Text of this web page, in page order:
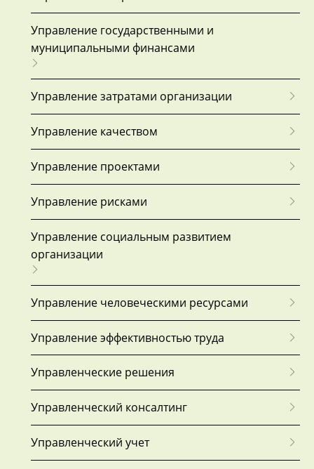
Управление государственными и
муниципальными финансами
Управление затратами организации
Управление качеством
Управление проектами
Управление рисками
Управление социальным развитием
организации
Управление человеческими ресурсами
Управление эффективностью труда
Управленческие решения
Управленческий консалтинг
Управленческий учет